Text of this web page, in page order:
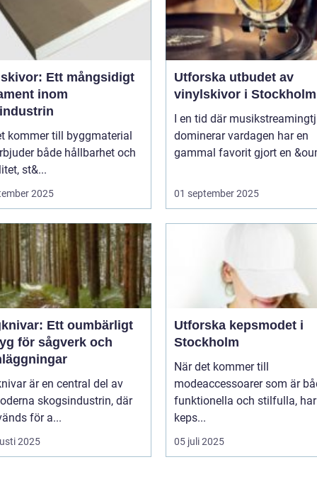
Ett mångsidigt
inom
kommer till byggmaterial
både hållbarhet och
st&...
2025
Utforska utbudet av
vinylskivor i Stockholm
I en tid där
dominerar vardagen har en
gammal favorit gjort en
01 september 2025
Ett oumbärligt
för sågverk och
är en central del av
skogsindustrin, där
för a...
2025
Utforska kepsmodet i
Stockholm
När det kommer till
modeaccessoarer som är
funktionella och stilfulla, har
keps...
05 juli 2025